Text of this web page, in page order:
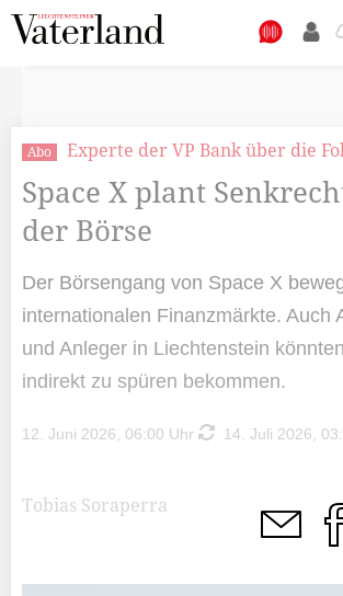
Abo Experte der VP Bank über die
Space X plant
der Börse
Der Börsengang von Space X
internationalen Finanzmärkte. Auch
und Anleger in Liechtenstein
indirekt zu spüren bekommen.
12. Juni 2026, 06:00 Uhr 14. Juli 2026,
Tobias Soraperra